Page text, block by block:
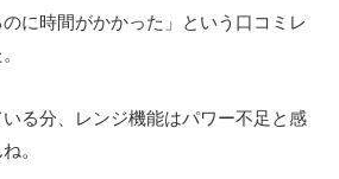
に時間がかかった」
という口コミレ
る分、レンジ機能はパワー不足と感
。